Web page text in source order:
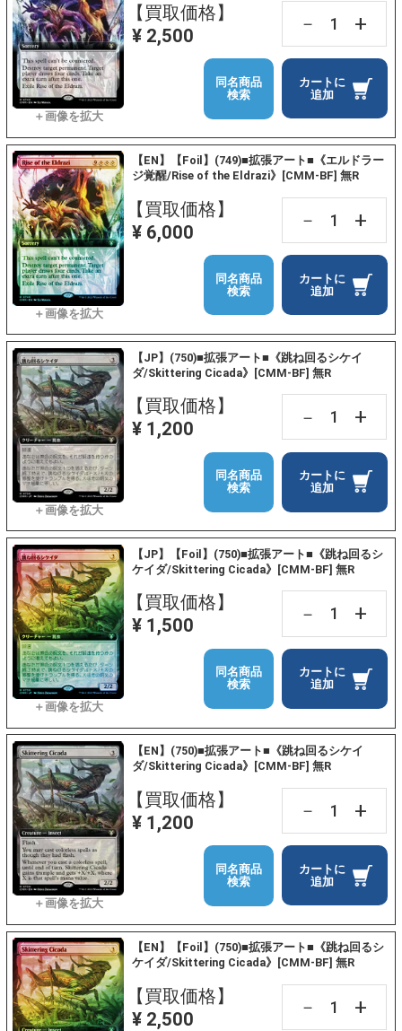
【買取価格】
¥ 2,500
－ +
カートに
追加
同名商品
検索
【EN】【Foil】(749)■拡張アート■《エルドラー
ジ覚醒/Rise of the Eldrazi》[CMM-BF] 無R
【買取価格】
¥ 6,000
－ +
カートに
追加
同名商品
検索
【JP】(750)■拡張アート■《跳ね回るシケイ
ダ/Skittering Cicada》[CMM-BF] 無R
【買取価格】
¥ 1,200
－ +
カートに
追加
同名商品
検索
【JP】【Foil】(750)■拡張アート■《跳ね回るシ
ケイダ/Skittering Cicada》[CMM-BF] 無R
【買取価格】
¥ 1,500
－ +
カートに
追加
同名商品
検索
【EN】(750)■拡張アート■《跳ね回るシケイ
ダ/Skittering Cicada》[CMM-BF] 無R
【買取価格】
¥ 1,200
－ +
カートに
追加
同名商品
検索
【EN】【Foil】(750)■拡張アート■《跳ね回るシ
ケイダ/Skittering Cicada》[CMM-BF] 無R
【買取価格】
¥ 2,500
－ +